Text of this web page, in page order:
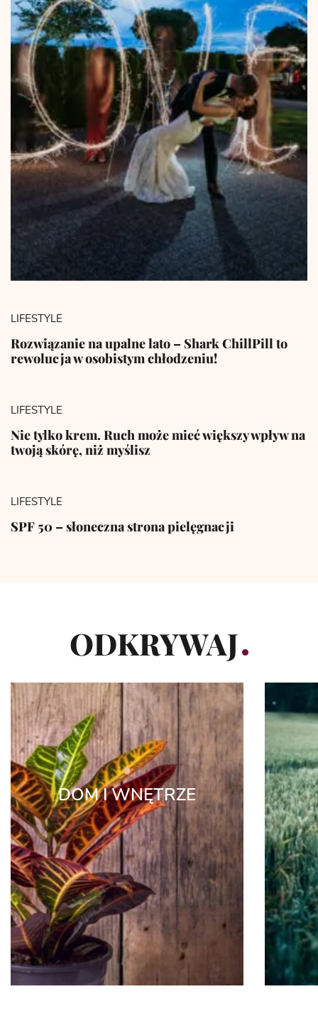
LIFESTYLE
Rozwiązanie na upalne lato – Shark ChillPill to
rewolucja w osobistym chłodzeniu!
LIFESTYLE
Nie tylko krem. Ruch może mieć większy wpływ na
twoją skórę, niż myślisz
LIFESTYLE
SPF 50 – słoneczna strona pielęgnacji
ODKRYWAJ
DOM I WNĘTRZE